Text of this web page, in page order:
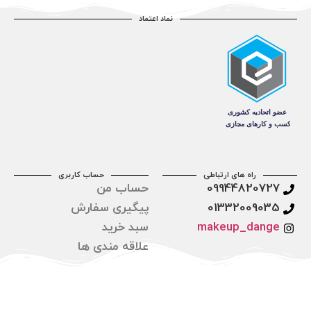
نماد اعتماد
راه های ارتباطی
09944820727
01332009035
makeup_dange
حساب کاربری
حساب من
پیگیری سفارش
سبد خرید
علاقه مندی ها